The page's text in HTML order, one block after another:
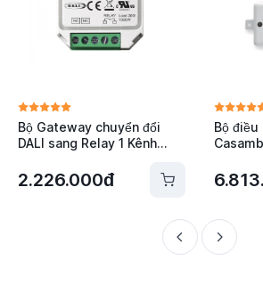
Bộ Gateway chuyển đổi
DALI sang Relay 1 Kênh
2.226.000đ
Bộ